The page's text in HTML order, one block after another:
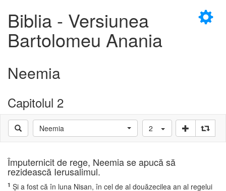
×
Biblia - Versiunea
Bartolomeu Anania
Neemia
Capitolul 2
Neemia 2
Împuternicit de rege, Neemia se apucă să
rezidească Ierusalimul.
1 Şi a fost că în luna Nisan, în cel de al douăzecilea an al regelui